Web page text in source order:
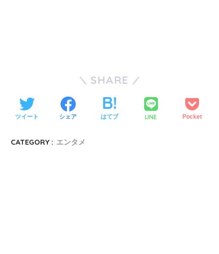
SHARE
ツイート シェア はてブ LINE Pocket
CATEGORY : エンタメ